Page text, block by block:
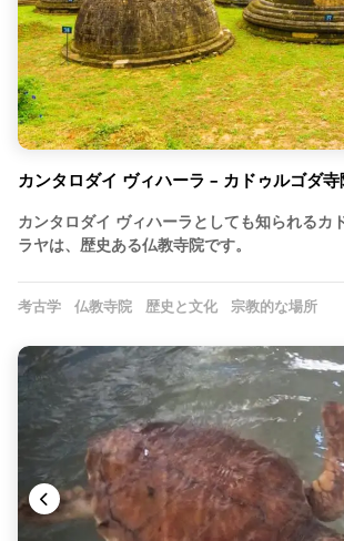
カンタロダイ ヴィハーラ – カドゥルゴダ寺
カンタロダイ ヴィハーラとしても知られるカ
ラヤは、歴史ある仏教寺院です。
考古学 仏教寺院 歴史と文化 宗教的な場所